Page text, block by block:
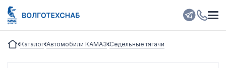
Каталог Автомобили КАМАЗ Седельные тягачи